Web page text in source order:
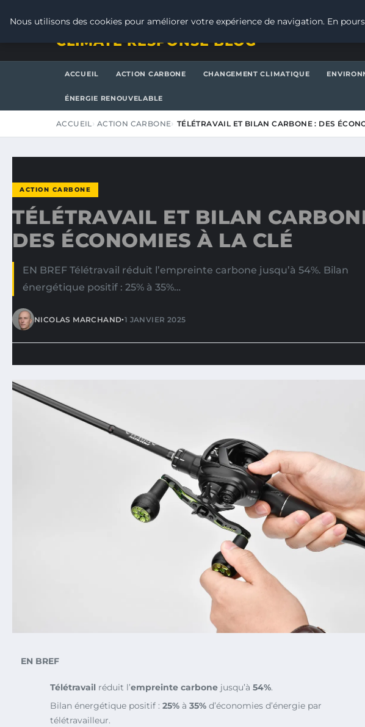
CLIMATE RESPONSE BLOG
ACCUEIL ACTION CARBONE CHANGEMENT CLIMATIQUE
ÉNERGIE RENOUVELABLE
ACCUEIL ACTION CARBONE TÉLÉTRAVAIL ET BILAN CARBONE : DES
ACTION CARBONE
TÉLÉTRAVAIL ET BILAN
DES ÉCONOMIES À LA CLÉ
EN BREF Télétravail réduit l’empreinte carbone jusqu’à 54%. Bilan
énergétique positif : 25% à 35%…
NICOLAS MARCHAND•1 JANVIER 2025
EN BREF
Télétravail réduit l’empreinte carbone jusqu’à 54%.
Bilan énergétique positif : 25% à 35% d’économies d’énergie par
télétravailleur.
Nous utilisons des cookies pour améliorer votre expérience de navigation. En